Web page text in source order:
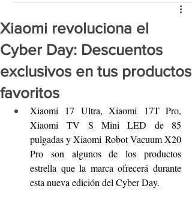
Xiaomi revoluciona el
Cyber Day: Descuentos
exclusivos en tus productos
favoritos
Xiaomi 17 Ultra, Xiaomi 17T Pro,
Xiaomi TV S Mini LED de 85
pulgadas y Xiaomi Robot Vacuum X20
Pro son algunos de los productos
estrella que la marca ofrecerá durante
esta nueva edición del Cyber Day.